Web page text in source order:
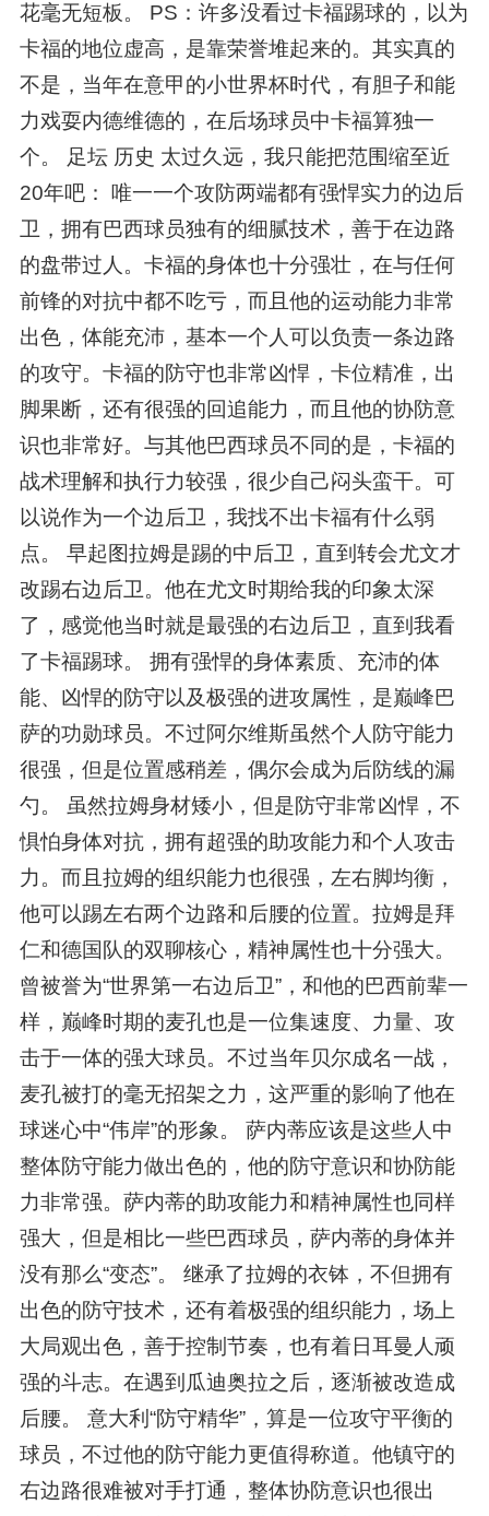
花毫无短板。 PS：许多没看过卡福踢球的，以为
卡福的地位虚高，是靠荣誉堆起来的。其实真的
不是，当年在意甲的小世界杯时代，有胆子和能
力戏耍内德维德的，在后场球员中卡福算独一
个。 足坛 历史 太过久远，我只能把范围缩至近
20年吧： 唯一一个攻防两端都有强悍实力的边后
卫，拥有巴西球员独有的细腻技术，善于在边路
的盘带过人。卡福的身体也十分强壮，在与任何
前锋的对抗中都不吃亏，而且他的运动能力非常
出色，体能充沛，基本一个人可以负责一条边路
的攻守。卡福的防守也非常凶悍，卡位精准，出
脚果断，还有很强的回追能力，而且他的协防意
识也非常好。与其他巴西球员不同的是，卡福的
战术理解和执行力较强，很少自己闷头蛮干。可
以说作为一个边后卫，我找不出卡福有什么弱
点。 早起图拉姆是踢的中后卫，直到转会尤文才
改踢右边后卫。他在尤文时期给我的印象太深
了，感觉他当时就是最强的右边后卫，直到我看
了卡福踢球。 拥有强悍的身体素质、充沛的体
能、凶悍的防守以及极强的进攻属性，是巅峰巴
萨的功勋球员。不过阿尔维斯虽然个人防守能力
很强，但是位置感稍差，偶尔会成为后防线的漏
勺。 虽然拉姆身材矮小，但是防守非常凶悍，不
惧怕身体对抗，拥有超强的助攻能力和个人攻击
力。而且拉姆的组织能力也很强，左右脚均衡，
他可以踢左右两个边路和后腰的位置。拉姆是拜
仁和德国队的双聊核心，精神属性也十分强大。
曾被誉为“世界第一右边后卫”，和他的巴西前辈一
样，巅峰时期的麦孔也是一位集速度、力量、攻
击于一体的强大球员。不过当年贝尔成名一战，
麦孔被打的毫无招架之力，这严重的影响了他在
球迷心中“伟岸”的形象。 萨内蒂应该是这些人中
整体防守能力做出色的，他的防守意识和协防能
力非常强。萨内蒂的助攻能力和精神属性也同样
强大，但是相比一些巴西球员，萨内蒂的身体并
没有那么“变态”。 继承了拉姆的衣钵，不但拥有
出色的防守技术，还有着极强的组织能力，场上
大局观出色，善于控制节奏，也有着日耳曼人顽
强的斗志。在遇到瓜迪奥拉之后，逐渐被改造成
后腰。 意大利“防守精华”，算是一位攻守平衡的
球员，不过他的防守能力更值得称道。他镇守的
右边路很难被对手打通，整体协防意识也很出